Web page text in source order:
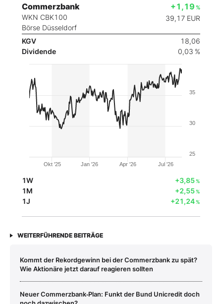
Commerzbank
WKN CBK100
Börse Düsseldorf
+1,19 %
39,17 EUR
KGV
18,06
Dividende
0,03 %
Okt '25 Jan '26 Apr '26 Jul '26
25
30
35
1W +3,85%
1M +2,55%
1J +21,24%
WEITERFÜHRENDE BEITRÄGE
Kommt der Rekordgewinn bei der Commerzbank zu spät?
Wie Aktionäre jetzt darauf reagieren sollten
Neuer Commerzbank‑Plan: Funkt der Bund Unicredit doch